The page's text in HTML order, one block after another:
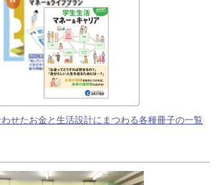
せたお金と生活設計にまつわる各種冊子の一覧